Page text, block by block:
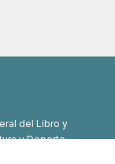
del Libro y
y Deporte